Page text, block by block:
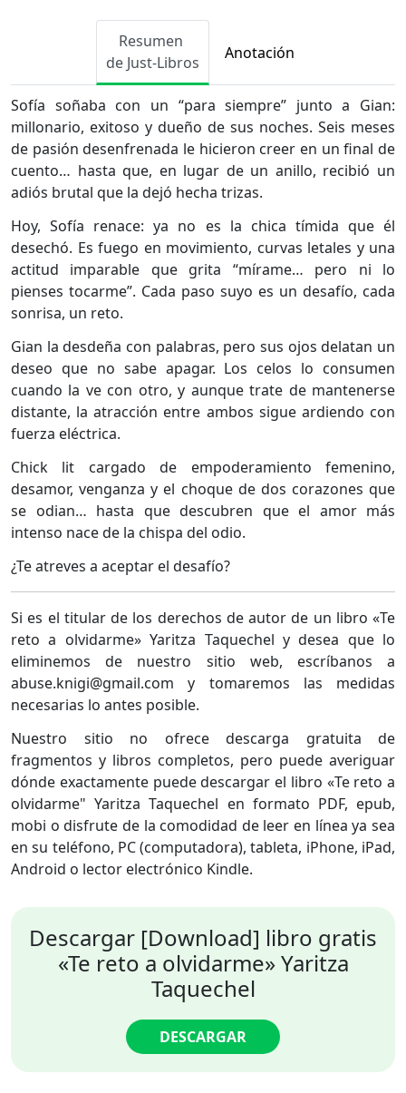
Resumen
de Just-Libros
Anotación
Sofía soñaba con un “para siempre” junto a Gian:
millonario, exitoso y dueño de sus noches. Seis meses
de pasión desenfrenada le hicieron creer en un final de
cuento… hasta que, en lugar de un anillo, recibió un
adiós brutal que la dejó hecha trizas.
Hoy, Sofía renace: ya no es la chica tímida que él
desechó. Es fuego en movimiento, curvas letales y una
actitud imparable que grita “mírame… pero ni lo
pienses tocarme”. Cada paso suyo es un desafío, cada
sonrisa, un reto.
Gian la desdeña con palabras, pero sus ojos delatan un
deseo que no sabe apagar. Los celos lo consumen
cuando la ve con otro, y aunque trate de mantenerse
distante, la atracción entre ambos sigue ardiendo con
fuerza eléctrica.
Chick lit cargado de empoderamiento femenino,
desamor, venganza y el choque de dos corazones que
se odian… hasta que descubren que el amor más
intenso nace de la chispa del odio.
¿Te atreves a aceptar el desafío?
Si es el titular de los derechos de autor de un libro «Te
reto a olvidarme» Yaritza Taquechel y desea que lo
eliminemos de nuestro sitio web, escríbanos a
abuse.knigi@gmail.com y tomaremos las medidas
necesarias lo antes posible.
Nuestro sitio no ofrece descarga gratuita de
fragmentos y libros completos, pero puede averiguar
dónde exactamente puede descargar el libro «Te reto a
olvidarme" Yaritza Taquechel en formato PDF, epub,
mobi o disfrute de la comodidad de leer en línea ya sea
en su teléfono, PC (computadora), tableta, iPhone, iPad,
Android o lector electrónico Kindle.
Descargar [Download] libro gratis
«Te reto a olvidarme» Yaritza
Taquechel
DESCARGAR